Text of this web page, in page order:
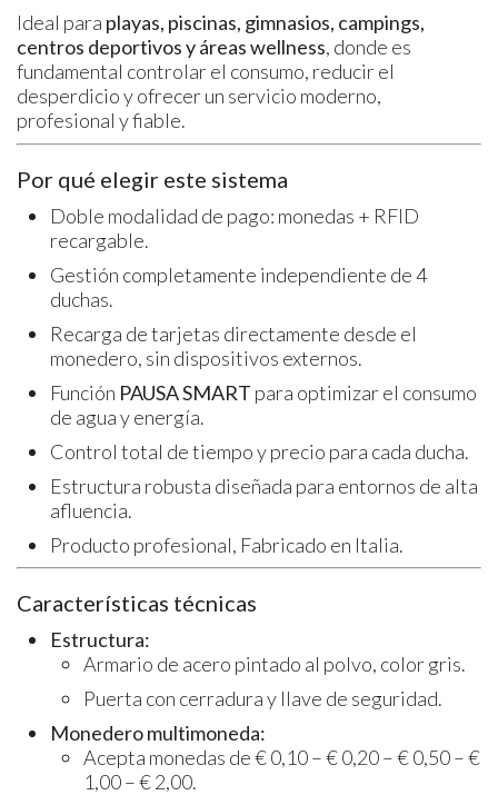
Ideal para playas, piscinas, gimnasios, campings,
centros deportivos y áreas wellness, donde es
fundamental controlar el consumo, reducir el
desperdicio y ofrecer un servicio moderno,
profesional y fiable.
Por qué elegir este sistema
Doble modalidad de pago: monedas + RFID
recargable.
Gestión completamente independiente de 4
duchas.
Recarga de tarjetas directamente desde el
monedero, sin dispositivos externos.
Función PAUSA SMART para optimizar el consumo
de agua y energía.
Control total de tiempo y precio para cada ducha.
Estructura robusta diseñada para entornos de alta
afluencia.
Producto profesional, Fabricado en Italia.
Características técnicas
Estructura:
Armario de acero pintado al polvo, color gris.
Puerta con cerradura y llave de seguridad.
Monedero multimoneda:
Acepta monedas de € 0,10 – € 0,20 – € 0,50 – €
1,00 – € 2,00.